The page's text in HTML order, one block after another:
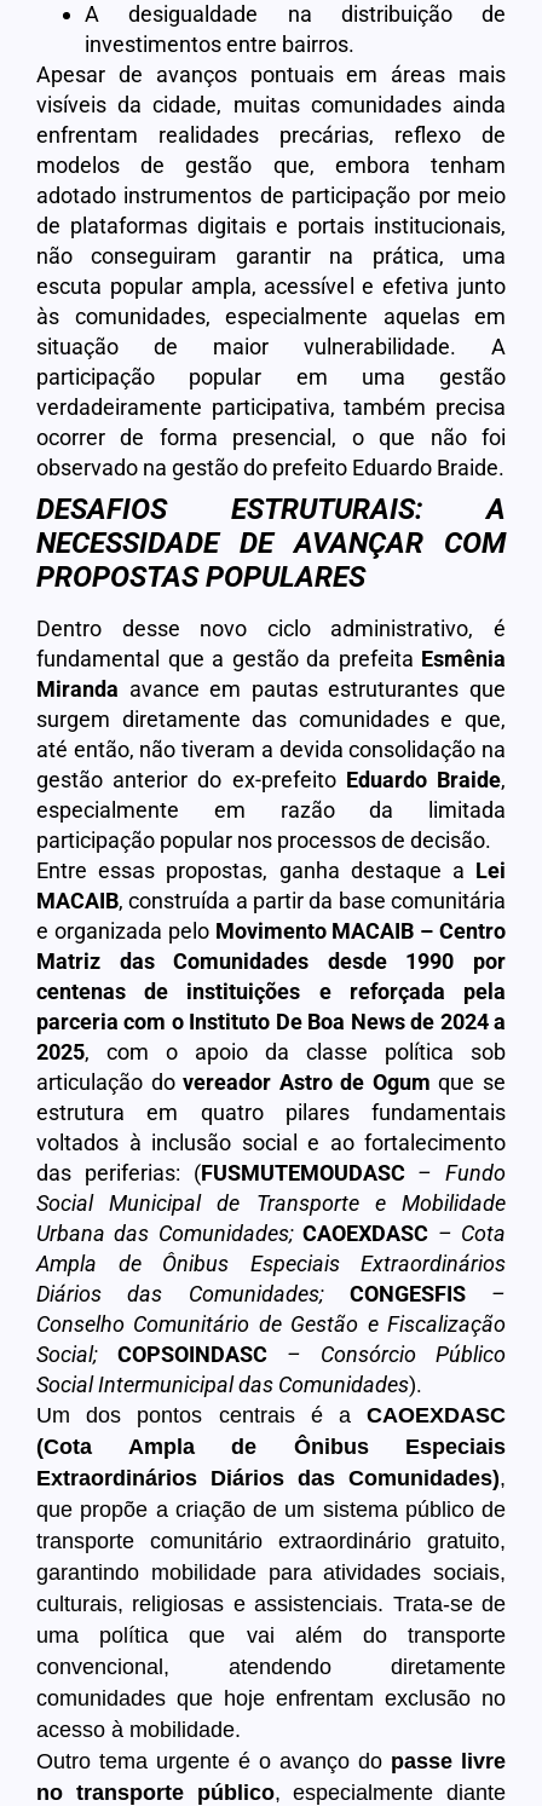
A desigualdade na distribuição de
investimentos entre bairros.
Apesar de avanços pontuais em áreas mais
visíveis da cidade, muitas comunidades ainda
enfrentam realidades precárias, reflexo de
modelos de gestão que, embora tenham
adotado instrumentos de participação por meio
de plataformas digitais e portais institucionais,
não conseguiram garantir na prática, uma
escuta popular ampla, acessível e efetiva junto
às comunidades, especialmente aquelas em
situação de maior vulnerabilidade. A
participação popular em uma gestão
verdadeiramente participativa, também precisa
ocorrer de forma presencial, o que não foi
observado na gestão do prefeito Eduardo Braide.
DESAFIOS ESTRUTURAIS: A
NECESSIDADE DE AVANÇAR COM
PROPOSTAS POPULARES
Dentro desse novo ciclo administrativo, é
fundamental que a gestão da prefeita Esmênia
Miranda avance em pautas estruturantes que
surgem diretamente das comunidades e que,
até então, não tiveram a devida consolidação na
gestão anterior do ex-prefeito Eduardo Braide,
especialmente em razão da limitada
participação popular nos processos de decisão.
Entre essas propostas, ganha destaque a Lei
MACAIB, construída a partir da base comunitária
e organizada pelo Movimento MACAIB – Centro
Matriz das Comunidades desde 1990 por
centenas de instituições e reforçada pela
parceria com o Instituto De Boa Newsde 2024 a
2025, com o apoio da classe política sob
articulação dovereador Astro de Ogum que se
estrutura em quatro pilares fundamentais
voltados à inclusão social e ao fortalecimento
das periferias: (FUSMUTEMOUDASC – Fundo
Social Municipal de Transporte e Mobilidade
Urbana das Comunidades; CAOEXDASC – Cota
Ampla de Ônibus Especiais Extraordinários
Diários das Comunidades;
CONGESFIS
–
Conselho Comunitário de Gestão e Fiscalização
Social;
COPSOINDASC
– Consórcio Público
Social Intermunicipal das Comunidades).
Um dos pontos centrais é a CAOEXDASC
(Cota Ampla de Ônibus Especiais
Extraordinários Diários das Comunidades),
que propõe a criação de um sistema público de
transporte comunitário extraordinário gratuito,
garantindo mobilidade para atividades sociais,
culturais, religiosas e assistenciais. Trata-se de
uma política que vai além do transporte
convencional, atendendo diretamente
comunidades que hoje enfrentam exclusão no
acesso à mobilidade.
Outro tema urgente é o avanço do passe livre
no transporte público, especialmente diante